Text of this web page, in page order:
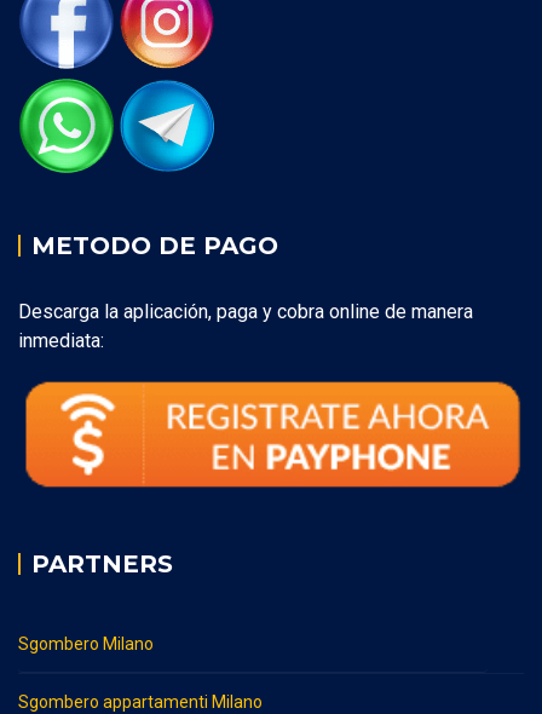
METODO DE PAGO
Descarga la aplicación, paga y cobra online de manera
inmediata:
PARTNERS
Sgombero Milano
Sgombero appartamenti Milano